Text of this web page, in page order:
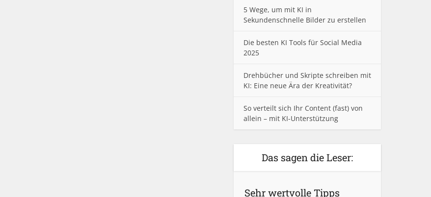
5 Wege, um mit KI in
Sekundenschnelle Bilder zu erstellen
Die besten KI Tools für Social Media
2025
Drehbücher und Skripte schreiben mit
KI: Eine neue Ära der Kreativität?
So verteilt sich Ihr Content (fast) von
allein – mit KI-Unterstützung
Das sagen die Leser:
Sehr wertvolle Tipps